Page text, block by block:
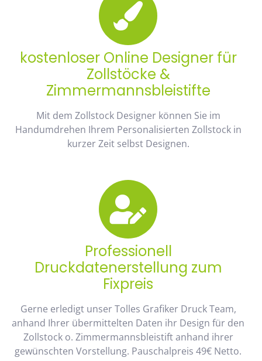
kostenloser Online Designer für
Zollstöcke &
Zimmermannsbleistifte
Mit dem Zollstock Designer können Sie im
Handumdrehen Ihrem Personalisierten Zollstock in
kurzer Zeit selbst Designen.
Professionell
Druckdatenerstellung zum
Fixpreis
Gerne erledigt unser Tolles Grafiker Druck Team,
anhand Ihrer übermittelten Daten ihr Design für den
Zollstock o. Zimmermannsbleistift anhand ihrer
gewünschten Vorstellung. Pauschalpreis 49€ Netto.